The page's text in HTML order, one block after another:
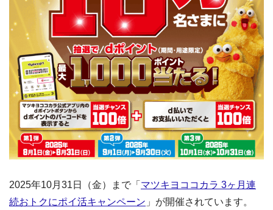
2025年10月31日（金）まで「 マツキヨココカラ 3ヶ月連
続おトクにポイ活キャンペーン 」が開催されています。